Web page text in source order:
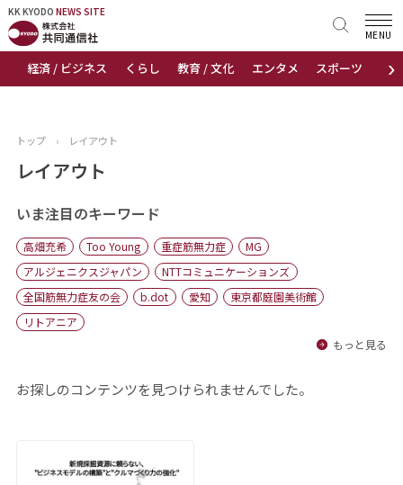
KK KYODO NEWS SITE
›
経済 / ビジネス くらし 教育 / 文化 エンタメ スポーツ 地域
MENU
KK KYODONEWS SITE
トップページ
ニュース
おすすめコンテンツ
出版物
会社概要
トップ › レイアウト
レイアウト
いま注目のキーワード
高畑充希 Too Young 重症筋無力症
MG
アルジェニクスジャパン
NTTコミュニケーションズ
全国筋無力症友の会
b.dot 愛知
東京都庭園美術館
リトアニア
もっと見る
お探しのコンテンツを見つけられませんでした。